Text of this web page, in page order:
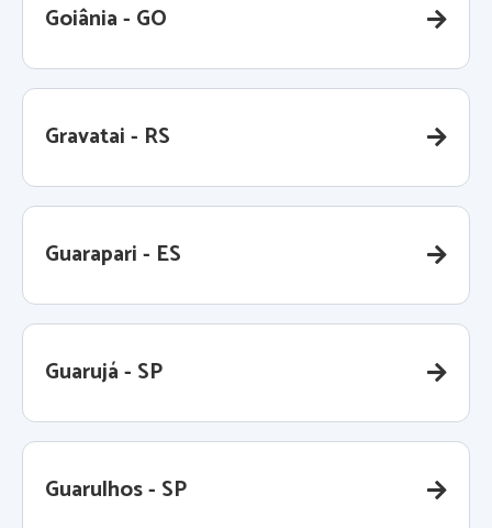
Goiânia - GO
Gravatai - RS
Guarapari - ES
Guarujá - SP
Guarulhos - SP